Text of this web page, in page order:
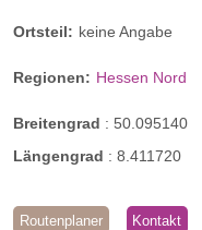
Ortsteil: keine Angabe
Regionen: Hessen Nord
Breitengrad : 50.095140
Längengrad : 8.411720
Routenplaner Kontakt